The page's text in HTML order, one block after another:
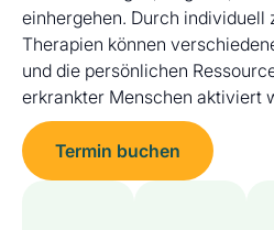
einhergehen. Durch individuell
Therapien können
und die persönlichen
erkrankter Menschen aktiviert
Termin buchen